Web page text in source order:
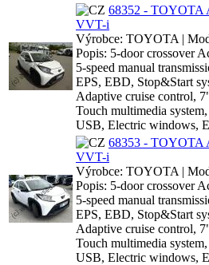
68352 - TOYOTA
VVT-i
Výrobce: TOYOTA |
Popis: 5-door crossover
5-speed manual
EPS, EBD, Stop&Start
Adaptive cruise control,
Touch multimedia
USB, Electric windows,
68353 - TOYOTA
VVT-i
Výrobce: TOYOTA |
Popis: 5-door crossover
5-speed manual
EPS, EBD, Stop&Start
Adaptive cruise control,
Touch multimedia
USB, Electric windows,